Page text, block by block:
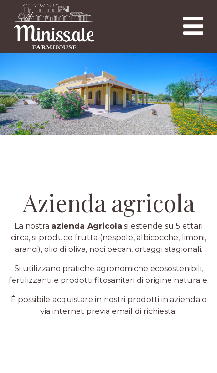
Previous
Azienda agricola
La nostra azienda Agricola si estende su 5 ettari
circa, si produce frutta (nespole, albicocche, limoni,
aranci), olio di oliva, noci pecan, ortaggi stagionali.
Si utilizzano pratiche agronomiche ecosostenibili,
fertilizzanti e prodotti fitosanitari di origine naturale.
È possibile acquistare in nostri prodotti in azienda o
via internet previa email di richiesta.